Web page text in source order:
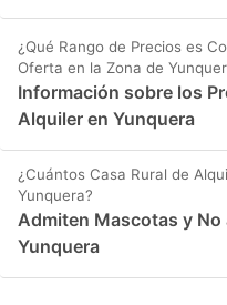
¿Qué Rango de Precios es
Oferta en la Zona de
Información sobre los
Alquiler en Yunquera
¿Cuántos Casa Rural de
Yunquera?
Admiten Mascotas y
Yunquera